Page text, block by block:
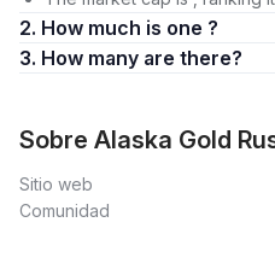
2. How much is one ?
3. How many are there?
Sobre Alaska Gold
Sitio web
Comunidad